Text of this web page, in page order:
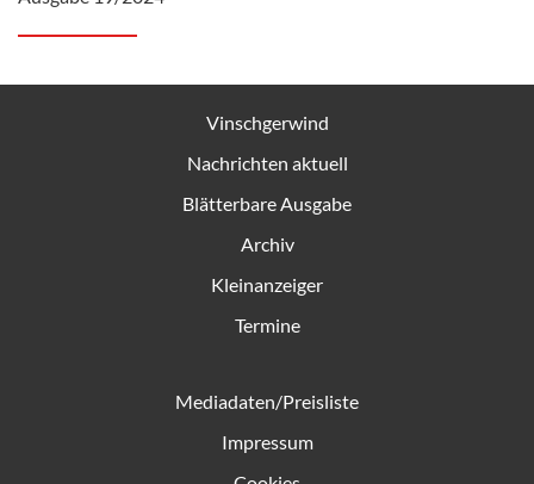
Vinschgerwind
Nachrichten aktuell
Blätterbare Ausgabe
Archiv
Kleinanzeiger
Termine
Mediadaten/Preisliste
Impressum